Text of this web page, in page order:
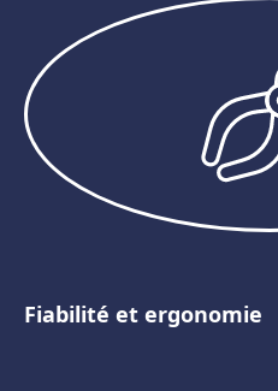
Fiabilité et ergonomie